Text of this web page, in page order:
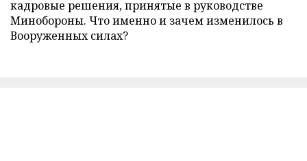
кадровые решения, принятые в руководстве
Минобороны. Что именно и зачем изменилось в
Вооруженных силах?